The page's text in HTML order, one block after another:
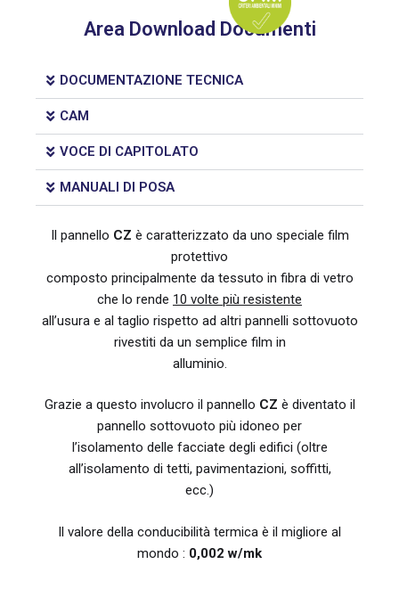
Area Download Documenti
DOCUMENTAZIONE TECNICA
CAM
VOCE DI CAPITOLATO
MANUALI DI POSA
Il pannello CZ è caratterizzato da uno speciale film
protettivo
composto principalmente da tessuto in fibra di vetro
che lo rende 10 volte più resistente
all’usura e al taglio rispetto ad altri pannelli sottovuoto
rivestiti da un semplice film in
alluminio.
Grazie a questo involucro il pannello CZ è diventato il
pannello sottovuoto più idoneo per
l’isolamento delle facciate degli edifici (oltre
all’isolamento di tetti, pavimentazioni, soffitti,
ecc.)
Il valore della conducibilità termica è il migliore al
mondo : 0,002 w/mk